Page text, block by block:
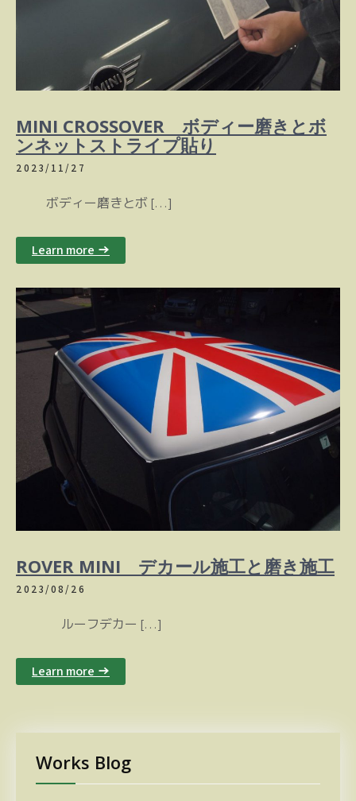
MINI CROSSOVER ボディー磨きとボ
ンネットストライプ貼り
2023/11/27
ボディー磨きとボ […]
Learn more →
ROVER MINI デカール施工と磨き施工
2023/08/26
ルーフデカー […]
Learn more →
Works Blog